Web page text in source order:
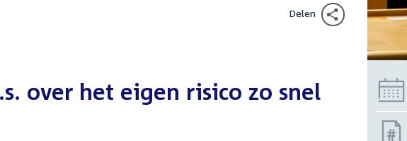
Delen
over het eigen risico zo snel